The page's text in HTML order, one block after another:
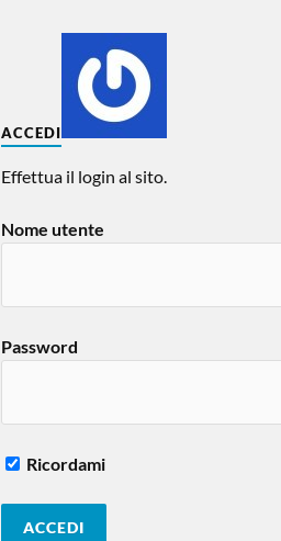
ACCEDI
Effettua il login al sito.
Nome utente
Password
Ricordami